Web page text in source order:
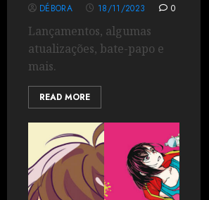
DÉBORA 18/11/2023 0
Lançamentos, algumas
atualizações, bate-papo e
mais.
READ MORE